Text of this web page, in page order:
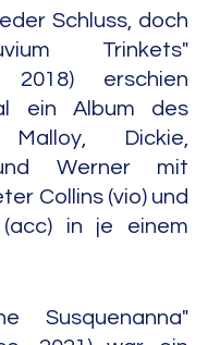
Schluss, doch
Trinkets"
2018) erschien
ein Album des
Dickie,
Werner mit
Collins (vio) und
(acc) in je einem
Susquenanna"